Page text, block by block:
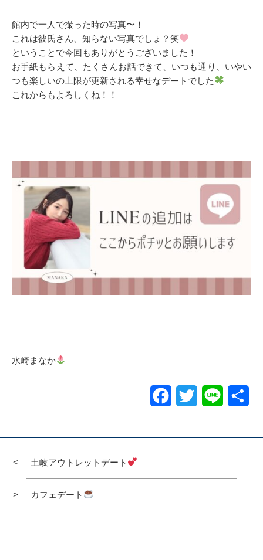
館内で一人で撮った時の写真〜！
これは彼氏さん、知らない写真でしょ？笑
ということで今回もありがとうございました！
お手紙もらえて、たくさんお話できて、いつも通り、いやい
つも楽しいの上限が更新される幸せなデートでした
これからもよろしくね！！
水崎まなか
Facebook
Twitter Line
土岐アウトレットデート
カフェデート